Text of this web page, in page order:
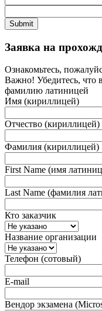
Submit
Заявка на
Ознакомьтесь,
Важно! Убедитесь, что
фамилию латиницей
Имя (кириллицей)
Отчество (кириллицей)
Фамилия (кириллицей)
First Name (имя
Last Name (фамилия
Кто заказчик
Название организации
Телефон (сотовый)
E-mail
Вендор экзамена